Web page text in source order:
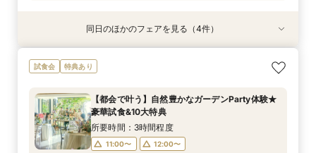
特典あり 動画あり
8/30(日)
【ガーデン挙式希望の方】都心で叶う海外ウエ
ディング体感×試食
8:45〜
9:00〜
14:30〜
14:45〜
18:00〜
特典あり
8/30(日)
初見学でも安心◎「即決なし」アップ額が少ない
新プラン×試食付
8:45〜
9:00〜
14:30〜
14:45〜
18:00〜
特典あり
8/30(日)
【料理ランクUP特典付】シェフ渾身和牛コース
試食×料理演出体験
8:45〜
9:00〜
14:30〜
14:45〜
18:00〜
特典あり
8/30(日)
≪大好評！ペットとの結婚式≫ペットも安心まる
ごと相談*特典付
8:45〜
9:00〜
14:30〜
14:45〜
18:00〜
同日のほかのフェアを見る（4件）
試食会 特典あり
【都会で叶う】自然豊かなガーデンParty体験★
豪華試食&10大特典
所要時間：3時間程度
11:00〜
12:00〜